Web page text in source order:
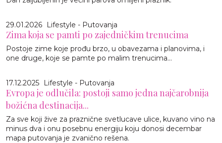
29.01.2026 Lifestyle - Putovanja
Zima koja se pamti po zajedničkim trenucima
Postoje zime koje prođu brzo, u obavezama i planovima, i
one druge, koje se pamte po malim trenucima...
17.12.2025 Lifestyle - Putovanja
Evropa je odlučila: postoji samo jedna najčarobnija
božićna destinacija...
Za sve koji žive za praznične svetlucave ulice, kuvano vino na
minus dva i onu posebnu energiju koju donosi decembar
mapa putovanja je zvanično rešena.